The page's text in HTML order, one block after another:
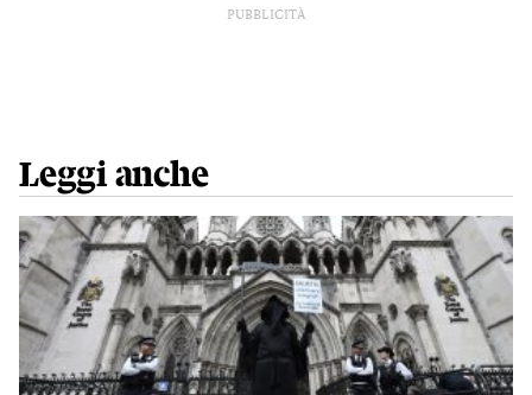
PUBBLICITÀ
Leggi anche